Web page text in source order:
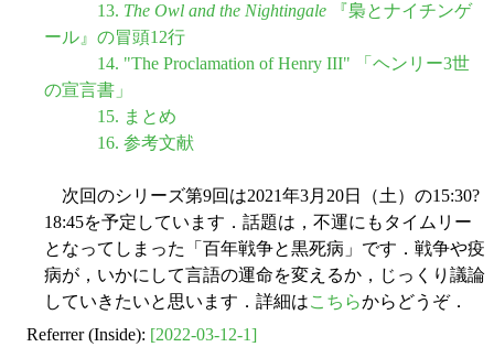
13. The Owl and the Nightingale 『梟とナイチンゲ
ール』の冒頭12行
14. "The Proclamation of Henry III" 「ヘンリー3世
の宣言書」
15. まとめ
16. 参考文献
次回のシリーズ第9回は2021年3月20日（土）の15:30?
18:45を予定しています．話題は，不運にもタイムリー
となってしまった「百年戦争と黒死病」です．戦争や疫
病が，いかにして言語の運命を変えるか，じっくり議論
していきたいと思います．詳細はこちらからどうぞ．
Referrer (Inside): [2022-03-12-1]